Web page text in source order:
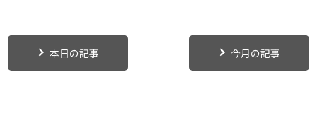
本日の記事 今月の記事